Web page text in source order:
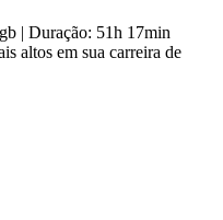
| Duração: 51h 17min
altos em sua carreira de